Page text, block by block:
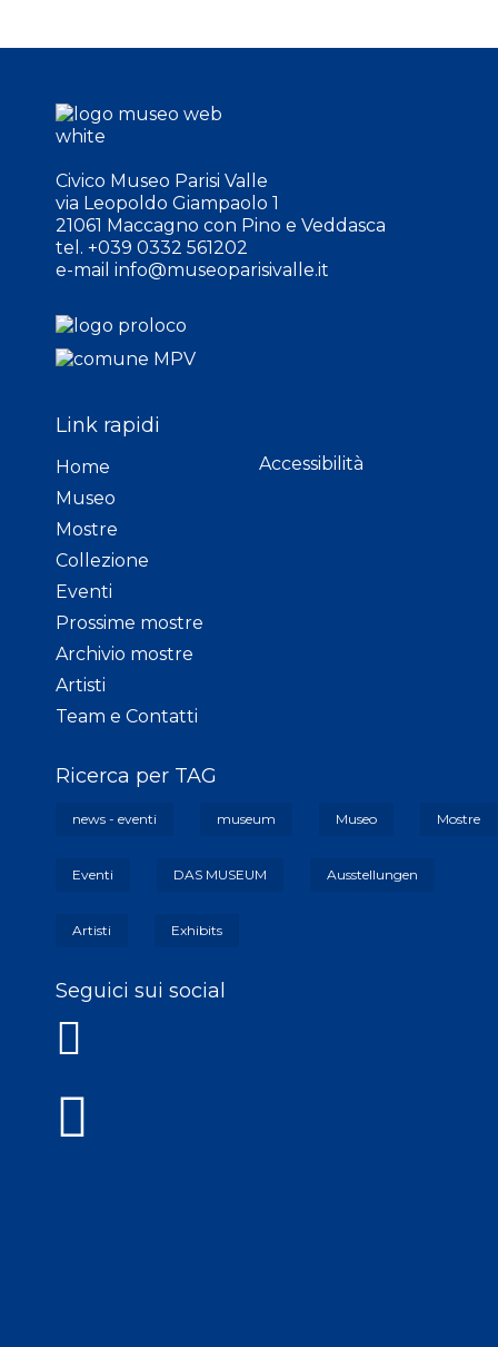
Civico Museo Parisi Valle
via Leopoldo Giampaolo 1
21061 Maccagno con Pino e Veddasca
tel. +039 0332 561202
e-mail info@museoparisivalle.it
Link rapidi
Home
Museo
Mostre
Collezione
Eventi
Prossime mostre
Archivio mostre
Artisti
Team e Contatti
Accessibilità
Ricerca per TAG
news - eventi museum Museo Mostre
Eventi DAS MUSEUM Ausstellungen
Artisti Exhibits
Seguici sui social